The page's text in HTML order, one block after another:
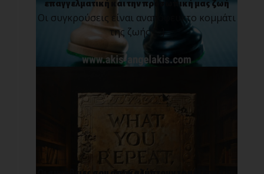
επαγγελματική και την προσωπική μας ζωή
Οι συγκρούσεις είναι αναπόφευκτο κομμάτι
της ζωής [...]